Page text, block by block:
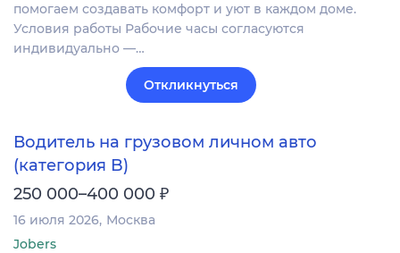
помогаем создавать комфорт и уют в каждом доме.
Условия работы Рабочие часы согласуются
индивидуально —…
Откликнуться
Водитель на грузовом личном авто
(категория B)
250 000–400 000 ₽
16 июля 2026 Москва
Jobers